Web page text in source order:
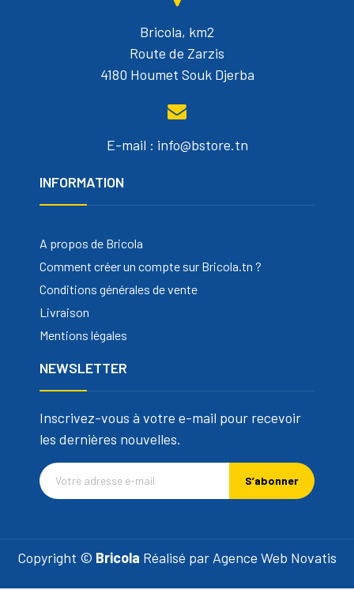
Bricola, km2
Route de Zarzis
4180 Houmet Souk Djerba
E-mail : info@bstore.tn
INFORMATION
A propos de Bricola
Comment créer un compte sur Bricola.tn ?
Conditions générales de vente
Livraison
Mentions légales
NEWSLETTER
Inscrivez-vous à votre e-mail pour recevoir
les dernières nouvelles.
S’abonner
Copyright © Bricola Réalisé par Agence Web Novatis